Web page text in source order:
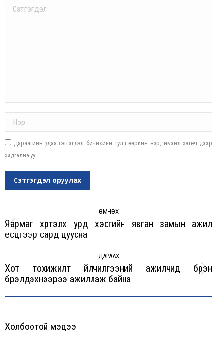
Comment
Дараагийн удаа сэтгэгдэл бичихийн тулд өөрийн нэр, имэйл хөтөч дээр
хадгална уу.
Сэтгэгдэл оруулах
ӨМНӨХ
Previous
Яармаг хүртэлх урд хэсгийн явган замын ажил
есдүгээр сард дуусна
ДАРААХ
Next
Хот тохижилт үйлчилгээний ажилчид бүрэн
бүрэлдэхүүнээрээ ажиллаж байна
Холбоотой мэдээ